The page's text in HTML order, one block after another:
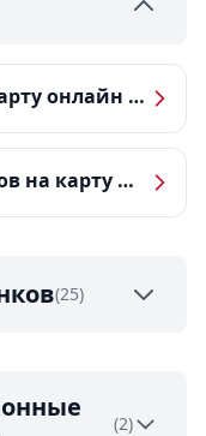
Срочный микрозайм на карту онлайн — получить деньги за 5 минут
Микрозаймы без процентов на карту — ТОП-10 за 2026 год
(25)
(2)